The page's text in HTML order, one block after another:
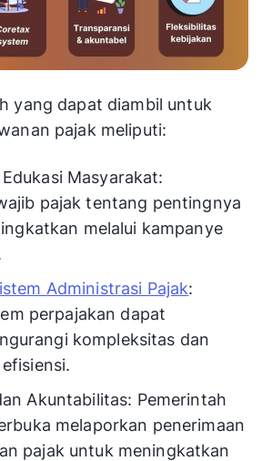
yang dapat diambil untuk
pajak meliputi:
Masyarakat:
pajak tentang pentingnya
melalui kampanye
Administrasi Pajak:
perpajakan dapat
kompleksitas dan
Akuntabilitas: Pemerintah
melaporkan penerimaan
pajak untuk meningkatkan